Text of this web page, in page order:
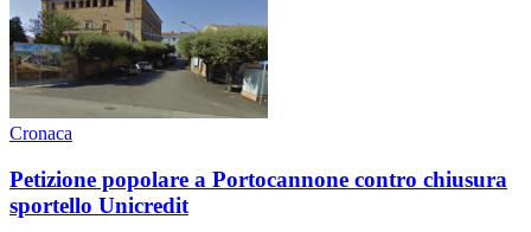
Cronaca
Petizione popolare a Portocannone contro chiusura
sportello Unicredit